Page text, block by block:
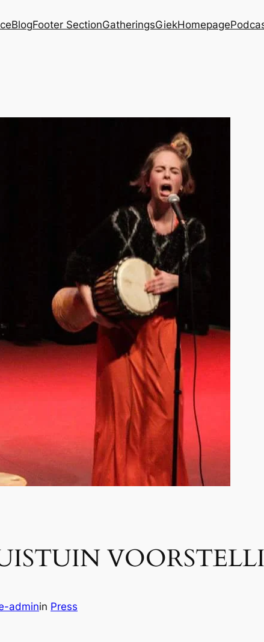
BlogFooter SectionGatheringsGiekHomepage
adminin Press